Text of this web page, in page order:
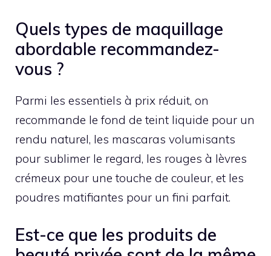
Quels types de maquillage
abordable recommandez-
vous ?
Parmi les essentiels à prix réduit, on
recommande le fond de teint liquide pour un
rendu naturel, les mascaras volumisants
pour sublimer le regard, les rouges à lèvres
crémeux pour une touche de couleur, et les
poudres matifiantes pour un fini parfait.
Est-ce que les produits de